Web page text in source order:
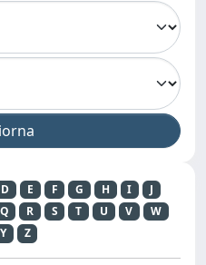
D E F G H I
J
Q R S T U V
W
Y Z